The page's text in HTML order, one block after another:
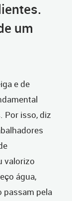
um
e de
Por isso, diz
valorizo
água,
passam pela